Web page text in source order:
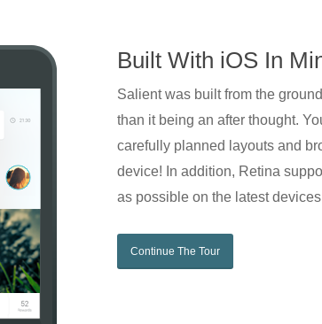
Built With iOS In
Salient was built from the
than it being an after thought.
carefully planned layouts and
device! In addition, Retina
as possible on the latest
Continue The Tour